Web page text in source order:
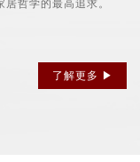
哲学的最高追求。
了解更多 ▶